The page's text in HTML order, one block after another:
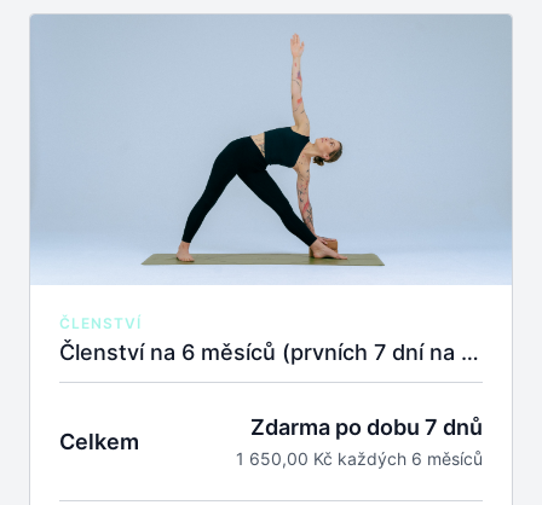
ČLENSTVÍ
Členství na 6 měsíců (prvních 7 dní na zkoušku zdarma).
Celkem
Zdarma po dobu 7 dnů
1 650,00 Kč každých 6 měsíců